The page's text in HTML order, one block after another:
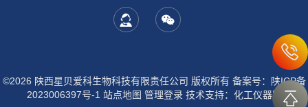
©2026 陕西星贝爱科生物科技有限责任公司 版权所有 备案号：陕ICP备
2023006397号-1 站点地图 管理登录技术支持： 化工仪器网